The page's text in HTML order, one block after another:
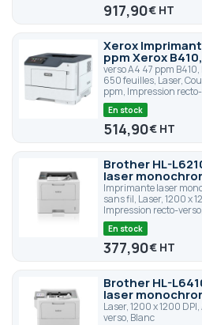
917,90€
Xerox
ppm Xerox
verso A4 47 ppm
650 feuilles, Laser,
ppm, Impression
En stock
514,90€
Brother HL-
laser
Imprimante laser
sans fil, Laser, 1200 x
Impression recto-
En stock
377,90€
Brother HL-
laser
Laser, 1200 x 1200
verso, Blanc